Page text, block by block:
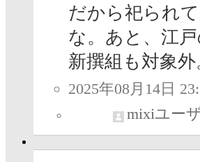
だから祀られ
な。あと、江
新撰組も対象外
2025年08月14日
mixiユー